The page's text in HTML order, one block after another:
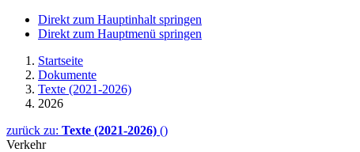
Direkt zum Hauptinhalt springen
Direkt zum Hauptmenü springen
Startseite
Dokumente
Texte (2021-2026)
2026
zurück zu: Texte (2021-2026) ()
Verkehr